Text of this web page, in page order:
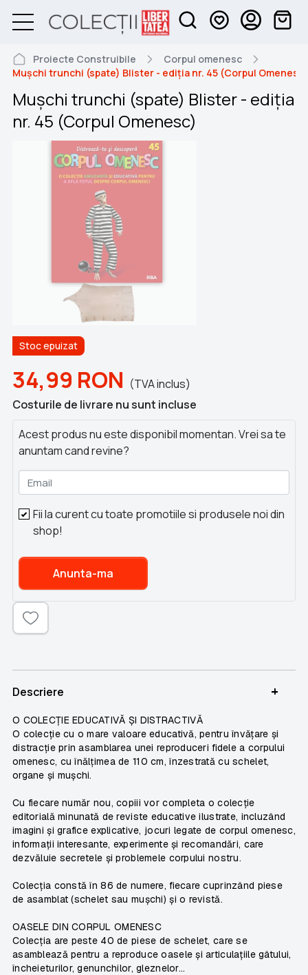
Proiecte Construibile
Corpul omenesc
Mușchi trunchi (spate) Blister - ediția nr. 45 (Corpul Omenesc)
Mușchi trunchi (spate) Blister - ediția
nr. 45 (Corpul Omenesc)
Stoc epuizat
34,99 RON (TVA inclus)
Costurile de livrare nu sunt incluse
Acest produs nu este disponibil momentan. Vrei sa te
anuntam cand revine?
Email
Fii la curent cu toate promotiile si produsele noi din
shop!
Anunta-ma
Descriere +
O COLECȚIE EDUCATIVĂ ȘI DISTRACTIVĂ
O colecție cu o mare valoare educativă, pentru învățare și
distracție prin asamblarea unei reproduceri fidele a corpului
omenesc, cu înălțimea de 110 cm, înzestrată cu schelet,
organe și mușchi.
Cu fiecare număr nou, copiii vor completa o colecție
editorială minunată de reviste educative ilustrate, incluzând
imagini și grafice explicative, jocuri legate de corpul omenesc,
informații interesante, experimente și recomandări, care
dezvăluie secretele și problemele corpului nostru.
Colecția constă în 86 de numere, fiecare cuprinzând piese
de asamblat (schelet sau mușchi) și o revistă.
OASELE DIN CORPUL OMENESC
Colecția are peste 40 de piese de schelet, care se
asamblează pentru a reproduce oasele și articulațiile gâtului,
încheieturilor, genunchilor, gleznelor...